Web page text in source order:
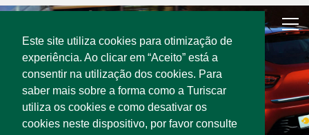
Este site utiliza cookies para otimização de
experiência. Ao clicar em “Aceito” está a
consentir na utilização dos cookies. Para
saber mais sobre a forma como a Turiscar
utiliza os cookies e como desativar os
cookies neste dispositivo, por favor consulte